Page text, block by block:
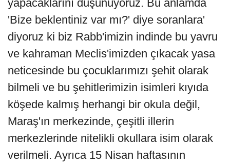
yapacaklarını düşünüyoruz. Bu anlamda
'Bize beklentiniz var mı?' diye soranlara'
diyoruz ki biz Rabb'imizin indinde bu yavru
ve kahraman Meclis'imizden çıkacak yasa
neticesinde bu çocuklarımızı şehit olarak
bilmeli ve bu şehitlerimizin isimleri kıyıda
köşede kalmış herhangi bir okula değil,
Maraş'ın merkezinde, çeşitli illerin
merkezlerinde nitelikli okullara isim olarak
verilmeli. Ayrıca 15 Nisan haftasının